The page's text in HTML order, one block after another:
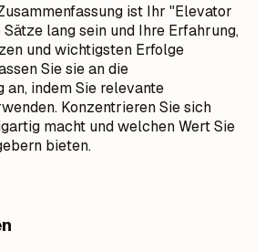
ist Ihr "Elevator
lang sein und Ihre Erfahrung,
und wichtigsten Erfolge
Sie sie an die
indem Sie relevante
Konzentrieren Sie sich
macht und welchen Wert Sie
bieten.